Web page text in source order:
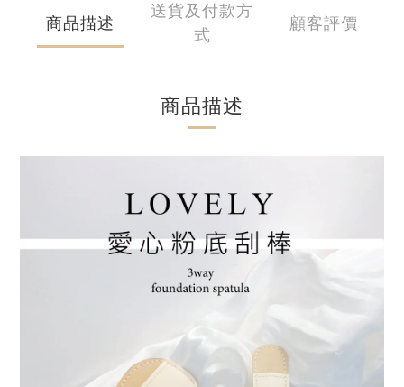
商品描述
送貨及付款方
式
顧客評價
商品描述